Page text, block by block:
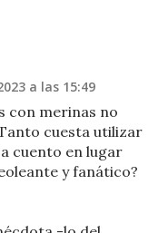
a las 15:49
con merinas no
cuesta utilizar
cuento en lugar
y fanático?